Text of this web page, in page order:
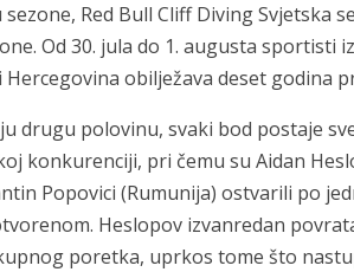
Red Bull Cliff Diving Svjetska
Od 30. jula do 1. augusta sportisti
obilježava deset godina
drugu polovinu, svaki bod postaje
konkurenciji, pri čemu su Aidan
Popovici (Rumunija) ostvarili po
Heslopov izvanredan
poretka, uprkos tome što